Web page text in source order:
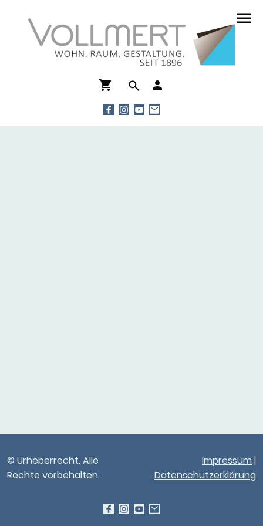
© Urheberrecht. Alle
Rechte vorbehalten.
Impressum |
Datenschutzerklärung